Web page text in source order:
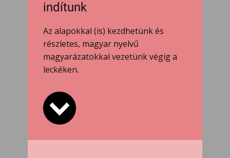
indítunk
Az alapokkal (is) kezdhetünk és
részletes, magyar nyelvű
magyarázatokkal vezetünk végig a
leckéken.